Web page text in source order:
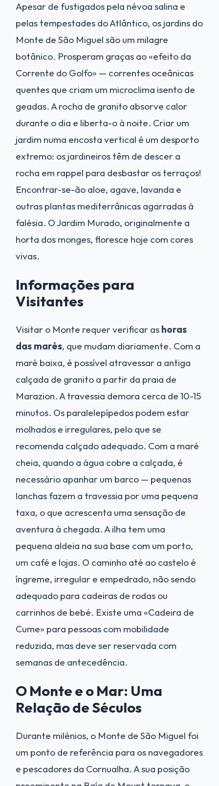
Apesar de fustigados pela névoa salina e
pelas tempestades do Atlântico, os jardins do
Monte de São Miguel são um milagre
botânico. Prosperam graças ao «efeito da
Corrente do Golfo» — correntes oceânicas
quentes que criam um microclima isento de
geadas. A rocha de granito absorve calor
durante o dia e liberta-o à noite. Criar um
jardim numa encosta vertical é um desporto
extremo: os jardineiros têm de descer a
rocha em rappel para desbastar os terraços!
Encontrar-se-ão aloe, agave, lavanda e
outras plantas mediterrânicas agarradas à
falésia. O Jardim Murado, originalmente a
horta dos monges, floresce hoje com cores
vivas.
Informações para
Visitantes
Visitar o Monte requer verificar as horas
das marés, que mudam diariamente. Com a
maré baixa, é possível atravessar a antiga
calçada de granito a partir da praia de
Marazion. A travessia demora cerca de 10-15
minutos. Os paralelepípedos podem estar
molhados e irregulares, pelo que se
recomenda calçado adequado. Com a maré
cheia, quando a água cobre a calçada, é
necessário apanhar um barco — pequenas
lanchas fazem a travessia por uma pequena
taxa, o que acrescenta uma sensação de
aventura à chegada. A ilha tem uma
pequena aldeia na sua base com um porto,
um café e lojas. O caminho até ao castelo é
íngreme, irregular e empedrado, não sendo
adequado para cadeiras de rodas ou
carrinhos de bebé. Existe uma «Cadeira de
Cume» para pessoas com mobilidade
reduzida, mas deve ser reservada com
semanas de antecedência.
O Monte e o Mar: Uma
Relação de Séculos
Durante milénios, o Monte de São Miguel foi
um ponto de referência para os navegadores
e pescadores da Cornualha. A sua posição